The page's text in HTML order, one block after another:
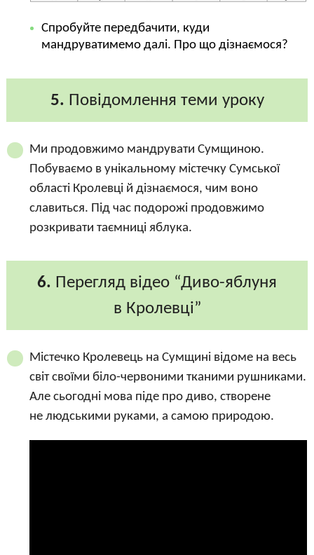
Спробуйте передбачити, куди
мандруватимемо далі. Про що дізнаємося?
5. Повідомлення теми уроку
Ми продовжимо мандрувати Сумщиною.
Побуваємо в унікальному містечку Сумської
області Кролевці й дізнаємося, чим воно
славиться. Під час подорожі продовжимо
розкривати таємниці яблука.
6. Перегляд відео “Диво-яблуня
в Кролевці”
Містечко Кролевець на Сумщині відоме на весь
світ своїми біло-червоними тканими рушниками.
Але сьогодні мова піде про диво, створене
не людськими руками, а самою природою.